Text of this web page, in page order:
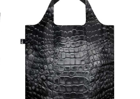
ア/クラウン ブラック